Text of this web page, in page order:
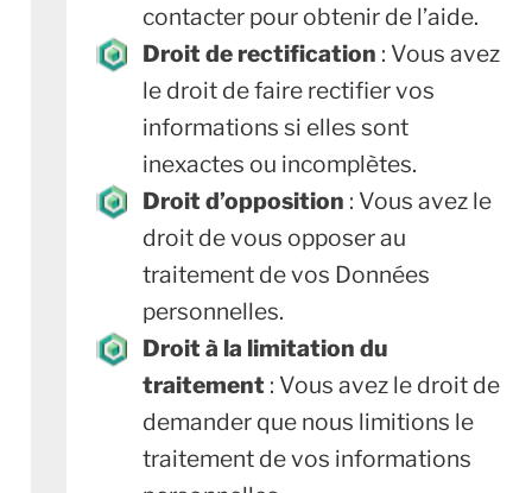
contacter pour obtenir de l’aide.
Droit de rectification : Vous avez
le droit de faire rectifier vos
informations si elles sont
inexactes ou incomplètes.
Droit d’opposition : Vous avez le
droit de vous opposer au
traitement de vos Données
personnelles.
Droit à la limitation du
traitement : Vous avez le droit de
demander que nous limitions le
traitement de vos informations